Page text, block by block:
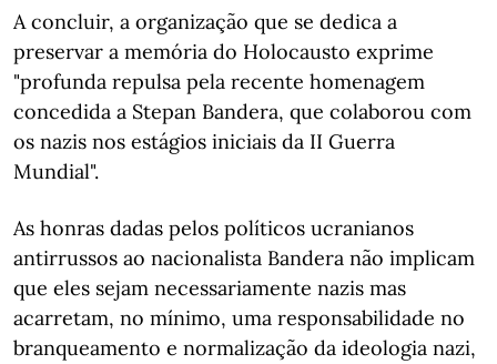
A concluir, a organização que se dedica a
preservar a memória do Holocausto exprime
"profunda repulsa pela recente homenagem
concedida a Stepan Bandera, que colaborou com
os nazis nos estágios iniciais da II Guerra
Mundial".
As honras dadas pelos políticos ucranianos
antirrussos ao nacionalista Bandera não implicam
que eles sejam necessariamente nazis mas
acarretam, no mínimo, uma responsabilidade no
branqueamento e normalização da ideologia nazi,